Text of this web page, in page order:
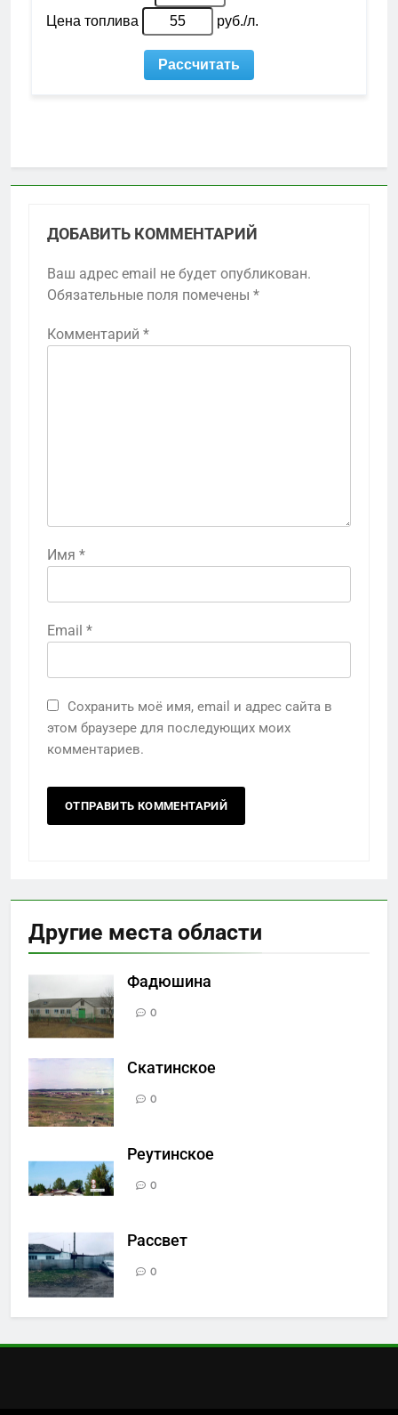
ДОБАВИТЬ КОММЕНТАРИЙ
Ваш адрес email не будет опубликован.
Обязательные поля помечены *
Комментарий *
Имя *
Email *
Сохранить моё имя, email и адрес сайта в
этом браузере для последующих моих
комментариев.
Другие места области
Фадюшина
0
Скатинское
0
Реутинское
0
Рассвет
0